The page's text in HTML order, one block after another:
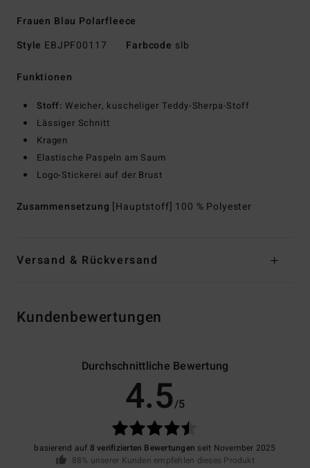
Frauen Blau Polarfleece
Style EBJPF00117 Farbcode slb
Funktionen
Stoff: Weicher, kuscheliger Teddy-Sherpa-Stoff
Lässiger Schnitt
Kragen
Elastische Paspeln am Saum
Logo-Stickerei auf der Brust
Zusammensetzung [Hauptstoff] 100 % Polyester
Versand & Rückversand
Kundenbewertungen
Durchschnittliche Bewertung
4.5/5
basierend auf 8 verifizierten Bewertungen seit November 2025
88% unserer Kunden empfehlen dieses Produkt